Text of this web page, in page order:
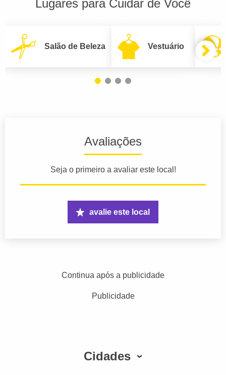
Lugares para Cuidar de Você
Salão de Beleza Vestuário
Avaliações
Seja o primeiro a avaliar este local!
avalie este local
Continua após a publicidade
Publicidade
Cidades